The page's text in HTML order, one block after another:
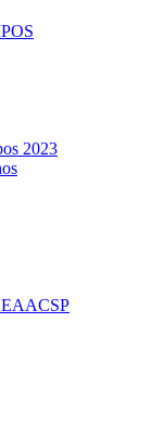
2023